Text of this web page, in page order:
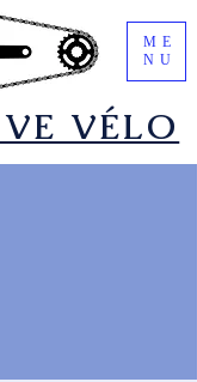
VÉLO
ME
NU